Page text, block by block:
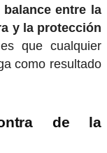
entre la
y la protección
que cualquier
como resultado
de la